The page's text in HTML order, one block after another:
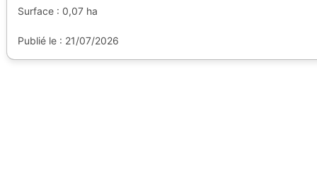
Surface : 0,07 ha
Publié le : 21/07/2026